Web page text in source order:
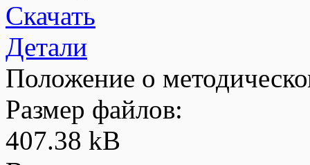
Скачать
Детали
Положение о
Размер файлов:
407.38 kB